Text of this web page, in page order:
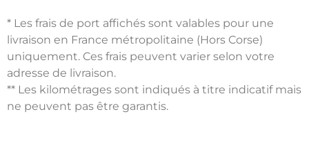
* Les frais de port affichés sont valables pour une
livraison en France métropolitaine (Hors Corse)
uniquement. Ces frais peuvent varier selon votre
adresse de livraison.
** Les kilométrages sont indiqués à titre indicatif mais
ne peuvent pas être garantis.